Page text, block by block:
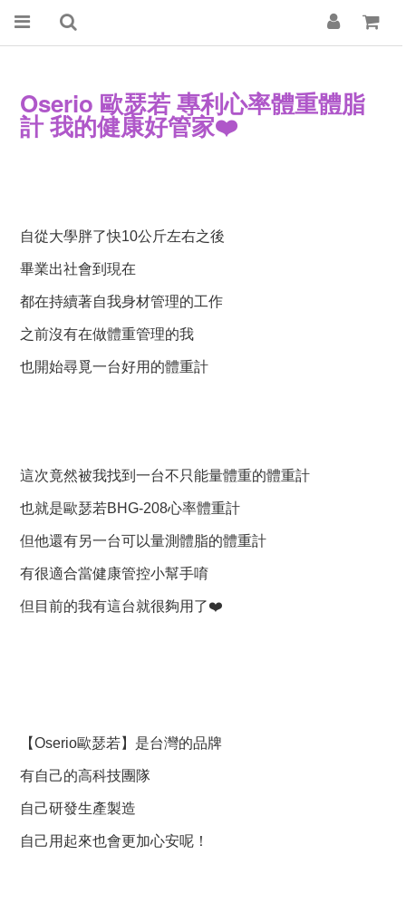
Oserio 歐瑟若 專利心率體重體脂
計 我的健康好管家❤️
自從大學胖了快10公斤左右之後
畢業出社會到現在
都在持續著自我身材管理的工作
之前沒有在做體重管理的我
也開始尋覓一台好用的體重計
這次竟然被我找到一台不只能量體重的體重計
也就是歐瑟若BHG-208心率體重計
但他還有另一台可以量測體脂的體重計
有很適合當健康管控小幫手唷
但目前的我有這台就很夠用了❤️
【Oserio歐瑟若】是台灣的品牌
有自己的高科技團隊
自己研發生產製造
自己用起來也會更加心安呢！